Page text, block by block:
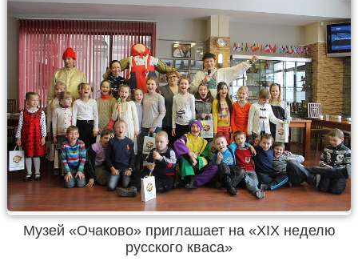
Музей «Очаково» приглашает на «XIX неделю
русского кваса»